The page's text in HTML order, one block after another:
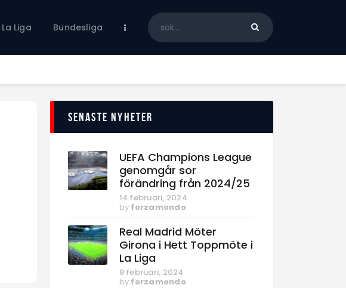
La Liga Bundesliga
Senaste nyheter
UEFA Champions League
genomgår sor
förändring från 2024/25
14 februari, 2024
by forzamondo
Real Madrid Möter
Girona i Hett Toppmöte i
La Liga
8 februari, 2024
by forzamondo